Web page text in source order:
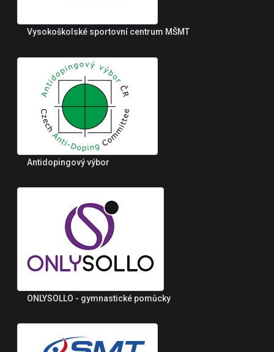
Vysokoškolské sportovní centrum MŠMT
Antidopingový výbor
ONLYSOLLO - gymnastické pomůcky